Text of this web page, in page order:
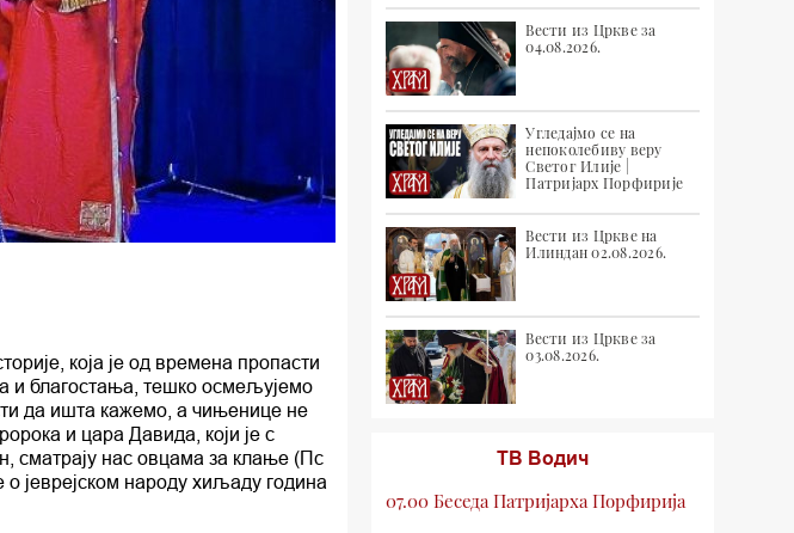
која је од времена пропасти
и благостања, тешко осмељујемо
да ишта кажемо, а чињенице не
и цара Давида, који је с
сматрају нас овцама за клање (Пс
о јеврејском народу хиљаду година
Вести из Цркве за
04.08.2026.
Угледајмо се на
непоколебиву веру
Светог Илије |
Патријарх Порфирије
Вести из Цркве на
Илиндан 02.08.2026.
Вести из Цркве за
03.08.2026.
ТВ Водич
07.00 Беседа Патријарха Порфирија